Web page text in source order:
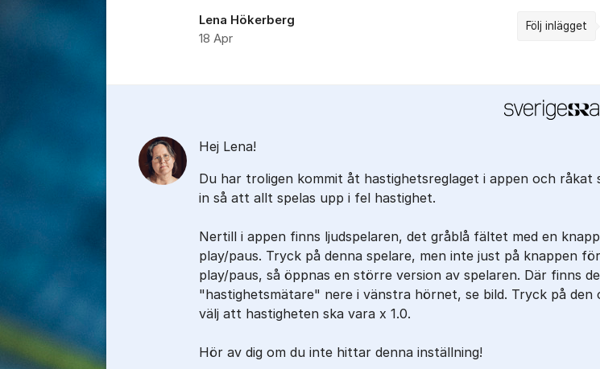
Lena Hökerberg
18 Apr
Följ inlägget
Hej Lena!
Du har troligen kommit åt hastighetsreglaget i appen och råkat
in så att allt spelas upp i fel hastighet.
Nertill i appen finns ljudspelaren, det gråblå fältet med en
play/paus. Tryck på denna spelare, men inte just på knappen för
play/paus, så öppnas en större version av spelaren. Där finns
"hastighetsmätare" nere i vänstra hörnet, se bild. Tryck på den
välj att hastigheten ska vara x 1.0.
Hör av dig om du inte hittar denna inställning!